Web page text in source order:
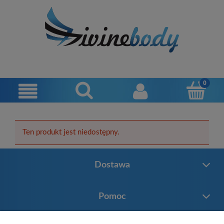
Ten produkt jest niedostępny.
Dostawa
Pomoc